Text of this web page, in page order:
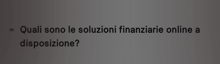
Quali sono le soluzioni finanziarie online a
disposizione?